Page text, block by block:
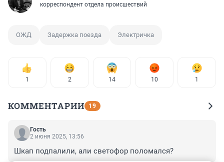
корреспондент отдела происшествий
ОЖД Задержка поезда Электричка
1 2 14 10 1
КОММЕНТАРИИ 19
Гость
2 июня 2025, 13:56
Шкап подпалили, али светофор поломался?